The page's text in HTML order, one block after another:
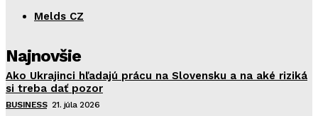
Melds CZ
Najnovšie
Ako Ukrajinci hľadajú prácu na Slovensku a na aké riziká
si treba dať pozor
BUSINESS 21. júla 2026